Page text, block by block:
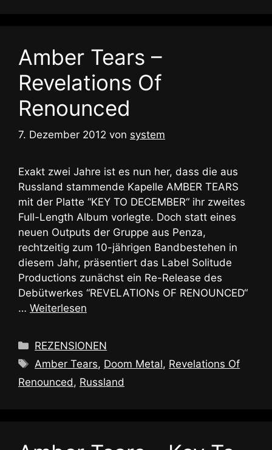
Amber Tears –
Revelations Of
Renounced
7. Dezember 2012 von system
Exakt zwei Jahre ist es nun her, dass die aus
Russland stammende Kapelle AMBER TEARS
mit der Platte “KEY TO DECEMBER“ ihr zweites
Full-Length Album vorlegte. Doch statt eines
neuen Outputs der Gruppe aus Penza,
rechtzeitig zum 10-jährigen Bandbestehen in
diesem Jahr, präsentiert das Label Solitude
Productions zunächst ein Re-Release des
Debütwerkes “REVELATIONs OF RENOUNCED“
… Weiterlesen
Kategorien
REZENSIONEN
Schlagwörter
Amber Tears, Doom Metal, Revelations Of
Renounced, Russland